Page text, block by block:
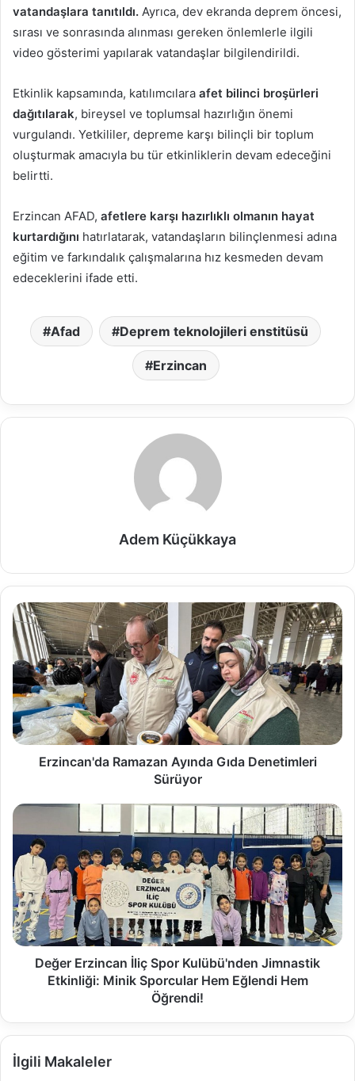
vatandaşlara tanıtıldı. Ayrıca, dev ekranda deprem öncesi,
sırası ve sonrasında alınması gereken önlemlerle ilgili
video gösterimi yapılarak vatandaşlar bilgilendirildi.
Etkinlik kapsamında, katılımcılara afet bilinci broşürleri
dağıtılarak, bireysel ve toplumsal hazırlığın önemi
vurgulandı. Yetkililer, depreme karşı bilinçli bir toplum
oluşturmak amacıyla bu tür etkinliklerin devam edeceğini
belirtti.
Erzincan AFAD, afetlere karşı hazırlıklı olmanın hayat
kurtardığını hatırlatarak, vatandaşların bilinçlenmesi adına
eğitim ve farkındalık çalışmalarına hız kesmeden devam
edeceklerini ifade etti.
Afad Deprem teknolojileri enstitüsü
Erzincan
Adem Küçükkaya
Erzincan'da Ramazan Ayında Gıda Denetimleri
Sürüyor
Değer Erzincan İliç Spor Kulübü'nden Jimnastik
Etkinliği: Minik Sporcular Hem Eğlendi Hem
Öğrendi!
İlgili Makaleler